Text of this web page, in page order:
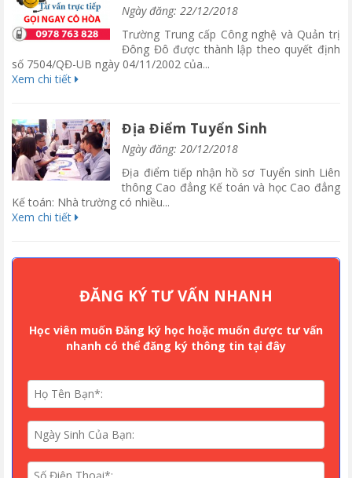
Ngày đăng: 22/12/2018
Trường Trung cấp Công nghệ và Quản trị
Đông Đô được thành lập theo quyết định
số 7504/QĐ-UB ngày 04/11/2002 của...
Xem chi tiết
Địa Điểm Tuyển Sinh
Ngày đăng: 20/12/2018
Địa điểm tiếp nhận hồ sơ Tuyển sinh Liên
thông Cao đẳng Kế toán và học Cao đẳng
Kế toán: Nhà trường có nhiều...
Xem chi tiết
ĐĂNG KÝ TƯ VẤN NHANH
Học viên muốn Đăng ký học hoặc muốn được tư vấn
nhanh có thể đăng ký thông tin tại đây